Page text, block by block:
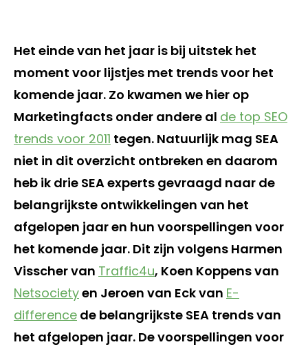
Het einde van het jaar is bij uitstek het
moment voor lijstjes met trends voor het
komende jaar. Zo kwamen we hier op
Marketingfacts onder andere al de top SEO
trends voor 2011 tegen. Natuurlijk mag SEA
niet in dit overzicht ontbreken en daarom
heb ik drie SEA experts gevraagd naar de
belangrijkste ontwikkelingen van het
afgelopen jaar en hun voorspellingen voor
het komende jaar. Dit zijn volgens Harmen
Visscher van Traffic4u, Koen Koppens van
Netsocietyen Jeroen van Eck van E-
difference de belangrijkste SEA trends van
het afgelopen jaar. De voorspellingen voor